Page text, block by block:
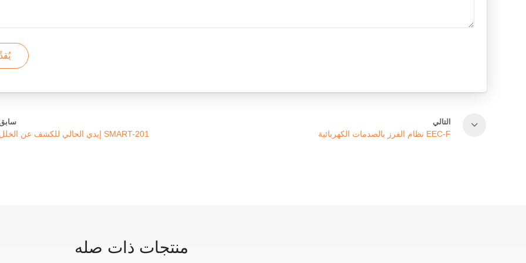
إيدي الحالي للكشف عن الخلل SMART-201
التالي
نظام الفرز بالصدمات الكهربائية EEC-F
منتجات ذات صله